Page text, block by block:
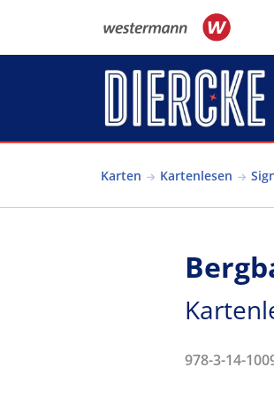
Karten Kartenlesen
978-3-14-